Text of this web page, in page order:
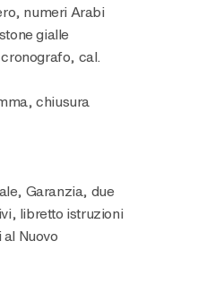
numeri Arabi
gialle
cal.
chiusura
Garanzia, due
libretto istruzioni
Nuovo